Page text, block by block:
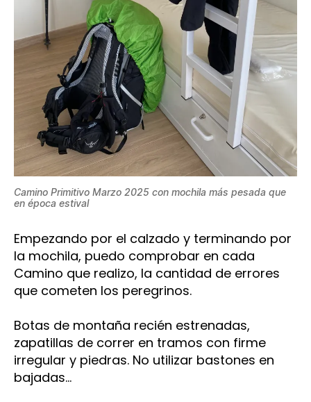
Camino Primitivo Marzo 2025 con mochila más pesada que
en época estival
Empezando por el calzado y terminando por
la mochila, puedo comprobar en cada
Camino que realizo, la cantidad de errores
que cometen los peregrinos.
Botas de montaña recién estrenadas,
zapatillas de correr en tramos con firme
irregular y piedras. No utilizar bastones en
bajadas…